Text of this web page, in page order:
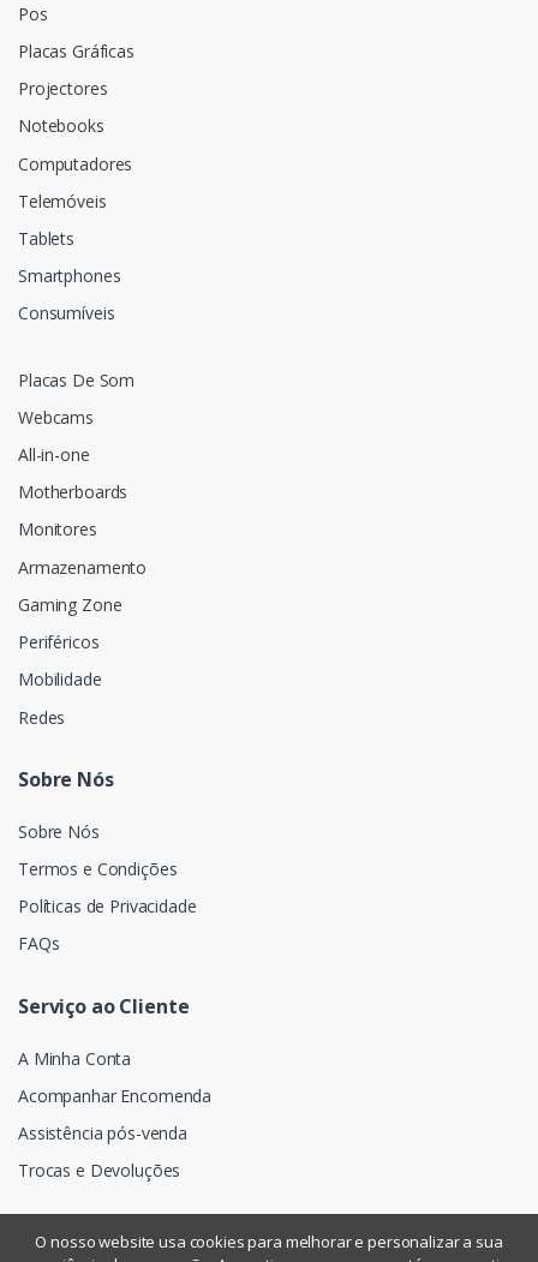
Pos
Placas Gráficas
Projectores
Notebooks
Computadores
Telemóveis
Tablets
Smartphones
Consumíveis
Placas De Som
Webcams
All-in-one
Motherboards
Monitores
Armazenamento
Gaming Zone
Periféricos
Mobilidade
Redes
Sobre Nós
Sobre Nós
Termos e Condições
Políticas de Privacidade
FAQs
Serviço ao Cliente
A Minha Conta
Acompanhar Encomenda
Assistência pós-venda
Trocas e Devoluções
O nosso website usa cookies para melhorar e personalizar a sua